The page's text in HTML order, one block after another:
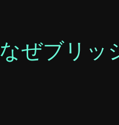
なぜブリッ